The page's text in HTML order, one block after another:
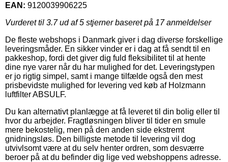
EAN: 9120039906225
Vurderet til 3.7ud af 5 stjerner baseret på 17anmeldelser
De fleste webshops i Danmark giver i dag diverse forskellige
leveringsmåder. En sikker vinder er i dag at få sendt til en
pakkeshop, fordi det giver dig fuld fleksibilitet til at hente
dine nye varer når du har mulighed for det. Leveringstypen
er jo rigtig simpel, samt i mange tilfælde også den mest
prisbevidste mulighed for levering ved køb af Holzmann
luftfilter ABSULF.
Du kan alternativt planlægge at få leveret til din bolig eller til
hvor du arbejder. Fragtløsningen bliver til tider en smule
mere bekostelig, men på den anden side ekstremt
gnidningsløs. Den billigste metode til levering vil dog
utvivlsomt være at du selv henter ordren, som desværre
beroer på at du befinder dig lige ved webshoppens adresse.